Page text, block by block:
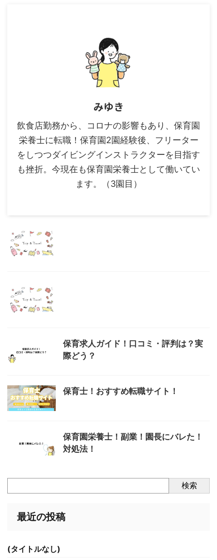
みゆき
飲食店勤務から、コロナの影響もあり、保育園
栄養士に転職！保育園2園経験後、フリーター
をしつつダイビングインストラクターを目指す
も挫折。今現在も保育園栄養士として働いてい
ます。（3園目）
保育求人ガイド！口コミ・評判は？実
際どう？
保育士！おすすめ転職サイト！
保育園栄養士！副業！園長にバレた！
対処法！
検索
最近の投稿
(タイトルなし)